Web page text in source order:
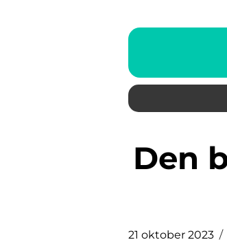
Den bästa c vitamin serum för
21 oktober 2023